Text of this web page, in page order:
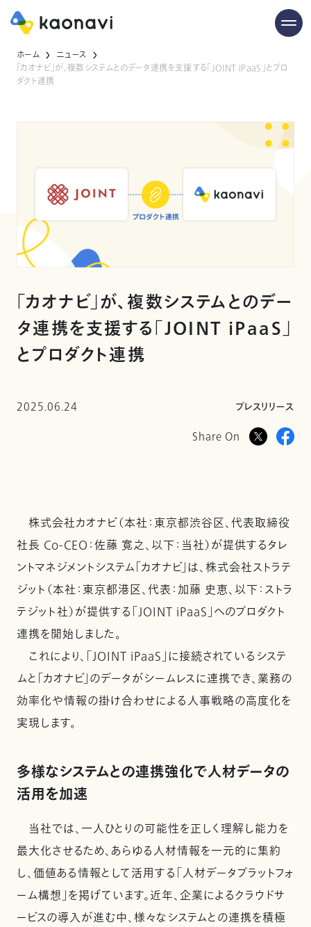
ホーム
ニュース
「カオナビ」が、複数システムとのデータ連携を支援する「JOINT iPaaS」とプロ
ダクト連携
「カオナビ」が、複数システムとのデー
タ連携を支援する「JOINT iPaaS」
とプロダクト連携
2025.06.24 プレスリリース
Share On
株式会社カオナビ（本社：東京都渋谷区、代表取締役
社長 Co-CEO：佐藤 寛之、以下：当社）が提供するタレ
ントマネジメントシステム「カオナビ」は、株式会社ストラテ
ジット（本社：東京都港区、代表：加藤 史恵、以下：ストラ
テジット社）が提供する「JOINT iPaaS」へのプロダクト
連携を開始しました。
これにより、「JOINT iPaaS」に接続されているシステ
ムと「カオナビ」のデータがシームレスに連携でき、業務の
効率化や情報の掛け合わせによる人事戦略の高度化を
実現します。
多様なシステムとの連携強化で人材データの
活用を加速
当社では、一人ひとりの可能性を正しく理解し能力を
最大化させるため、あらゆる人材情報を一元的に集約
し、価値ある情報として活用する「人材データプラットフォ
ーム構想」を掲げています。近年、企業によるクラウドサ
ービスの導入が進む中、様々なシステムとの連携を積極